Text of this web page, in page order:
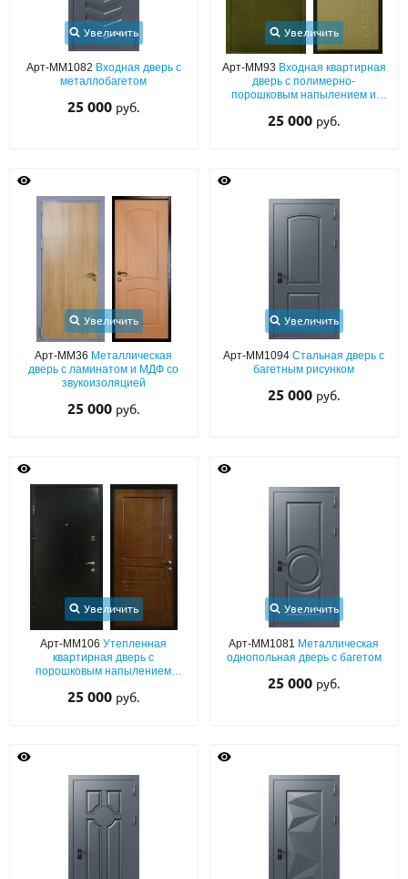
Увеличить
Арт-ММ1082 Входная дверь с
металлобагетом
25 000 руб.
Увеличить
Арт-ММ93 Входная квартирная
дверь с полимерно-
порошковым напылением и
25 000 руб.
Увеличить
Арт-ММ36 Металлическая
дверь с ламинатом и МДФ со
звукоизоляцией
25 000 руб.
Увеличить
Арт-ММ1094Стальная дверь с
багетным рисунком
25 000 руб.
Увеличить
Арт-ММ106Утепленная
квартирная дверь с
порошковым напылением
25 000 руб.
Увеличить
Арт-ММ1081 Металлическая
однопольная дверь с багетом
25 000 руб.